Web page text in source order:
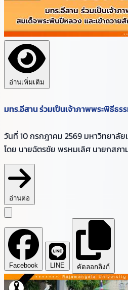
อ่านเพิ่มเติม
มทร.อีสาน ร่วมเป็นเจ้าภาพพระพิธีธรร
วันที่ 10 กรกฎาคม 2569 มหาวิทยาลัย
โดย นายฉัตรชัย พรหมเลิศ นายกสภา
อ่านต่อ
Facebook LINE คัดลอกลิงก์